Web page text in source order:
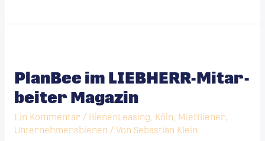
PlanBee im LIEBHERR-Mit­ar­
bei­ter Magazin
Ein Kommentar / BienenLeasing, Köln, MietBienen,
Unternehmensbienen / Von Sebastian Klein
LIEBHERR-
Mit­
ar­
bei­